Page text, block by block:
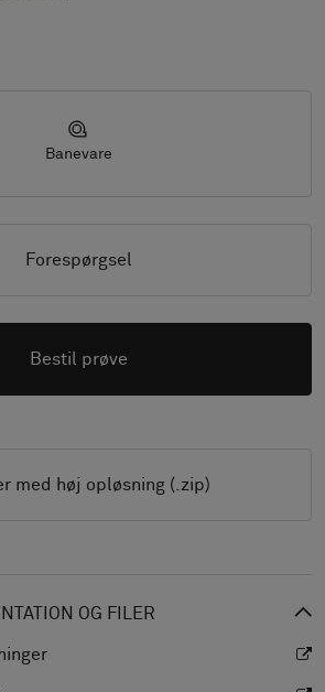
Banevare
Forespørgsel
Bestil prøve
med høj opløsning (.zip)
OG FILER